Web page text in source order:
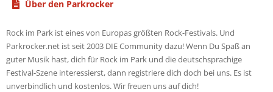
Über den Parkrocker
Rock im Park ist eines von Europas größten Rock-Festivals. Und
Parkrocker.net ist seit 2003 DIE Community dazu! Wenn Du Spaß an
guter Musik hast, dich für Rock im Park und die deutschsprachige
Festival-Szene interessierst, dann registriere dich doch bei uns. Es ist
unverbindlich und kostenlos. Wir freuen uns auf dich!